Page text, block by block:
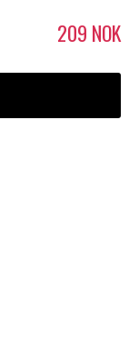
209 NOK